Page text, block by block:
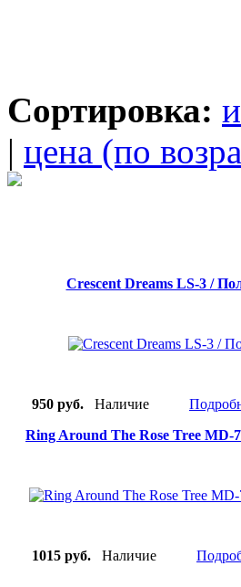
Сортировка:
| цена (по
Crescent Dreams LS-3 /
950 руб. Наличие
Ring Around The Rose Tree MD-
1015 руб. Наличие